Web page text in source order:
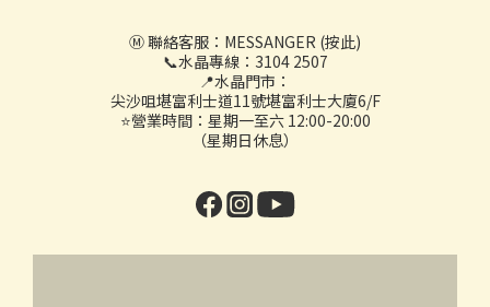
Ⓜ️ 聯絡客服： MESSANGER (按此)
📞水晶專線：3104 2507
📍水晶門市：
尖沙咀堪富利士道11號堪富利士大廈6/F
⭐營業時間：星期一至六 12:00-20:00
（星期日休息）